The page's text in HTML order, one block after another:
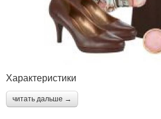
Характеристики
читать дальше →